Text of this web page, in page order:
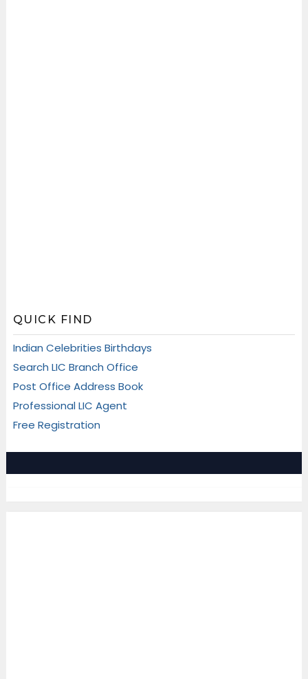
QUICK FIND
Indian Celebrities Birthdays
Search LIC Branch Office
Post Office Address Book
Professional LIC Agent
Free Registration